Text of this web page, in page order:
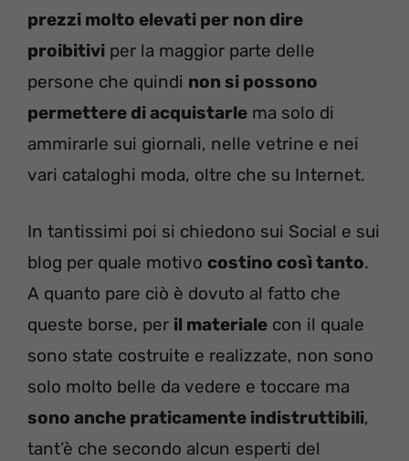
prezzi molto elevati per non dire
proibitivi per la maggior parte delle
persone che quindi non si possono
permettere di acquistarle ma solo di
ammirarle sui giornali, nelle vetrine e nei
vari cataloghi moda, oltre che su Internet.
In tantissimi poi si chiedono sui Social e sui
blog per quale motivo costino così tanto.
A quanto pare ciò è dovuto al fatto che
queste borse, per il materiale con il quale
sono state costruite e realizzate, non sono
solo molto belle da vedere e toccare ma
sono anche praticamente indistruttibili,
tant’è che secondo alcun esperti del